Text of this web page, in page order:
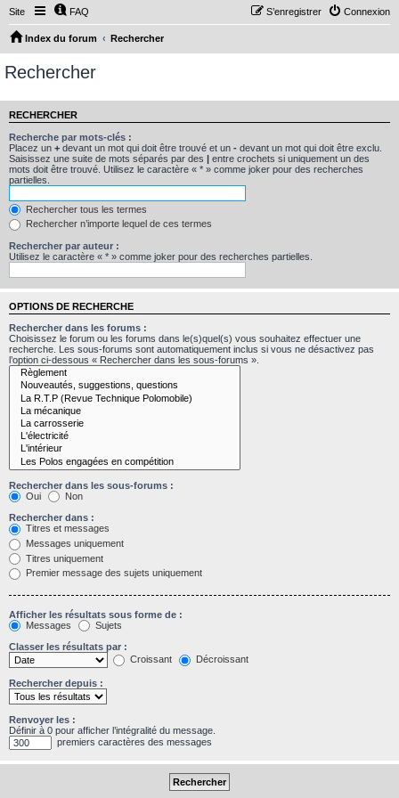
Site FAQ Connexion
S’enregistrer
Index du forum Rechercher
Rechercher
RECHERCHER
Recherche par mots-clés :
Placez un + devant un mot qui doit être trouvé et un - devant un mot qui doit être exclu.
Saisissez une suite de mots séparés par des | entre crochets si uniquement un des
mots doit être trouvé. Utilisez le caractère « * » comme joker pour des recherches
partielles.
Rechercher tous les termes
Rechercher n’importe lequel de ces termes
Rechercher par auteur :
Utilisez le caractère « * » comme joker pour des recherches partielles.
OPTIONS DE RECHERCHE
Rechercher dans les forums :
Choisissez le forum ou les forums dans le(s)quel(s) vous souhaitez effectuer une
recherche. Les sous-forums sont automatiquement inclus si vous ne désactivez pas
l’option ci-dessous « Rechercher dans les sous-forums ».
Rechercher dans les sous-forums :
Oui
Non
Rechercher dans :
Titres et messages
Messages uniquement
Titres uniquement
Premier message des sujets uniquement
Afficher les résultats sous forme de :
Messages
Sujets
Classer les résultats par :
Croissant
Décroissant
Rechercher depuis :
Renvoyer les :
Définir à 0 pour afficher l’intégralité du message.
premiers caractères des messages